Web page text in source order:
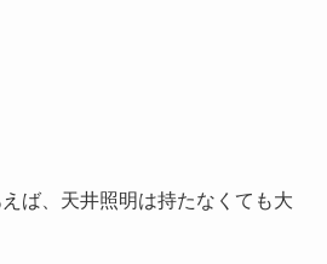
ば、天井照明は持たなくても大